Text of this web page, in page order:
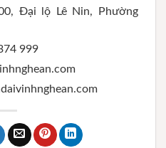
Đại lộ Lê Nin, Phường
999